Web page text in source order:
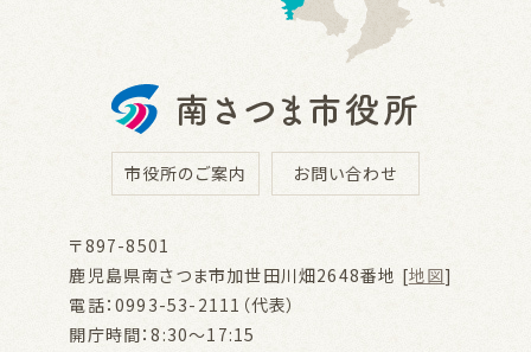
市役所のご案内 お問い合わせ
〒897-8501
鹿児島県南さつま市加世田川畑2648番地 [地図]
電話：0993-53-2111（代表）
開庁時間：8:30～17:15